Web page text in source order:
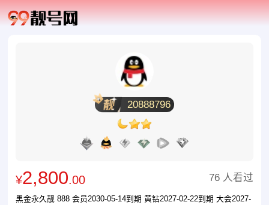
20888796
¥2,800.00 76 人看过
黑金永久靓 888 会员2030-05-14到期 黄钻2027-02-22到期 大会2027-